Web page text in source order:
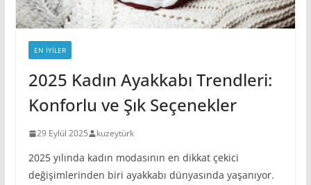
EN IYILER
2025 Kadın Ayakkabı Trendleri:
Konforlu ve Şık Seçenekler
29 Eylül 2025 kuzeytürk
2025 yılında kadın modasının en dikkat çekici
değişimlerinden biri ayakkabı dünyasında yaşanıyor.